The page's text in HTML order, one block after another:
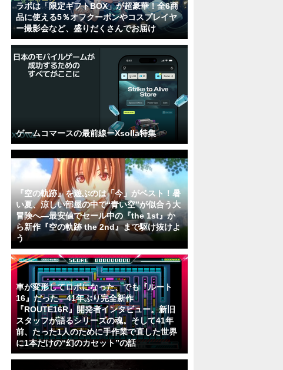
ラボは「限定ギフトBOX」が超豪華！全6商
品に使える5％オフクーポンやコスプレイヤ
ー撮影会など、盛りだくさんでお届け
ゲームコマースの最前線ーXsolla特集
『空の軌跡』を遊ぶのは「今」がベスト！暑
い夏、涼しい部屋の中で“青い空”が似合う大
冒険へ―最安値でセール中の『the 1st』か
ら新作『空の軌跡 the 2nd』まで駆け抜けよ
う
車が変形してロボになった、でも『ルート
16』だった―41年ぶり完全新作
『ROUTE16R』開発者インタビュー。新旧
スタッフが語るシリーズの魂。そして41年
前、たった1人のために手作業で直した世界
に1本だけの“幻のカセット”の話